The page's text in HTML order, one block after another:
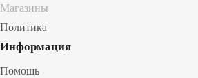
Магазины
Политика
Информация
Помощь